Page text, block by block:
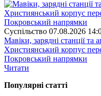
Суспiльство 07.08.2026
Мавіки, зарядні станції та
Християнський корпус
Покровський напрямки
Читати
Популярнi статтi